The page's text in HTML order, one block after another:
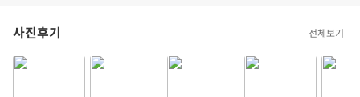
사진후기 전체보기